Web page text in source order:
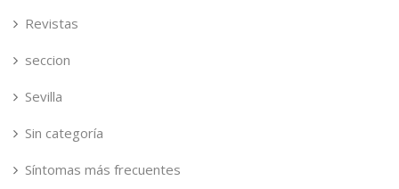
Revistas
seccion
Sevilla
Sin categoría
Síntomas más frecuentes